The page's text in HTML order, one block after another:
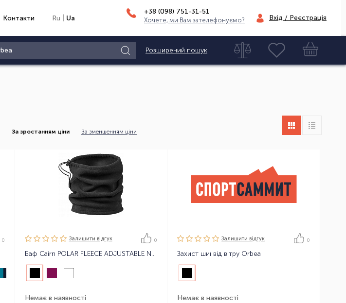
Контакти Ru Ua
+38 (098) 751-31-51
Хочете, ми Вам зателефонуємо? Вхід / Реєстрація
Розширений пошук
За зростанням ціни За зменшенням ціни
0 Залишити вiдгук 0
Баф Cairn POLAR FLEECE ADJUSTABLE NECK COVER TU
Немає в наявності
Залишити вiдгук 0
Захист шиї від вітру Orbea
Немає в наявності